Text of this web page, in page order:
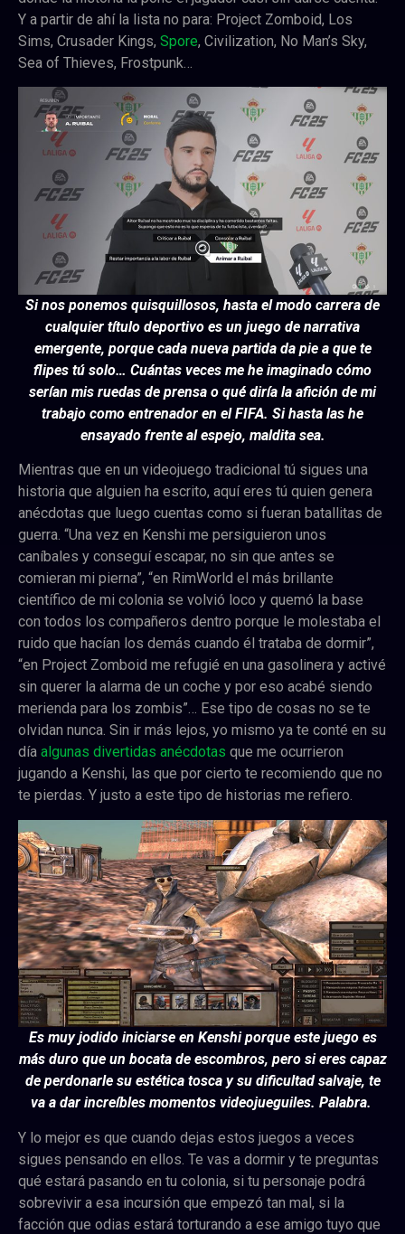
Y a partir de ahí la lista no para: Project Zomboid, Los
Sims, Crusader Kings, Spore, Civilization, No Man’s Sky,
Sea of Thieves, Frostpunk…
Si nos ponemos quisquillosos, hasta el modo carrera de
cualquier título deportivo es un juego de narrativa
emergente, porque cada nueva partida da pie a que te
flipes tú solo… Cuántas veces me he imaginado cómo
serían mis ruedas de prensa o qué diría la afición de mi
trabajo como entrenador en el FIFA. Si hasta las he
ensayado frente al espejo, maldita sea.
Mientras que en un videojuego tradicional tú sigues una
historia que alguien ha escrito, aquí eres tú quien genera
anécdotas que luego cuentas como si fueran batallitas de
guerra. “Una vez en Kenshi me persiguieron unos
caníbales y conseguí escapar, no sin que antes se
comieran mi pierna”, “en RimWorld el más brillante
científico de mi colonia se volvió loco y quemó la base
con todos los compañeros dentro porque le molestaba el
ruido que hacían los demás cuando él trataba de dormir”,
“en Project Zomboid me refugié en una gasolinera y activé
sin querer la alarma de un coche y por eso acabé siendo
merienda para los zombis”… Ese tipo de cosas no se te
olvidan nunca. Sin ir más lejos, yo mismo ya te conté en su
día algunas divertidas anécdotas que me ocurrieron
jugando a Kenshi, las que por cierto te recomiendo que no
te pierdas. Y justo a este tipo de historias me refiero.
Es muy jodido iniciarse en Kenshi porque este juego es
más duro que un bocata de escombros, pero si eres capaz
de perdonarle su estética tosca y su dificultad salvaje, te
va a dar increíbles momentos videojueguiles. Palabra.
Y lo mejor es que cuando dejas estos juegos a veces
sigues pensando en ellos. Te vas a dormir y te preguntas
qué estará pasando en tu colonia, si tu personaje podrá
sobrevivir a esa incursión que empezó tan mal, si la
facción que odias estará torturando a ese amigo tuyo que